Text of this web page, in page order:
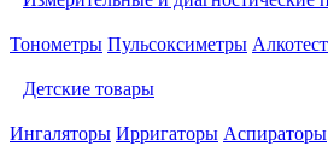
Тонометры Пульсоксиметры
Детские товары
Ингаляторы Ирригаторы Аспираторы